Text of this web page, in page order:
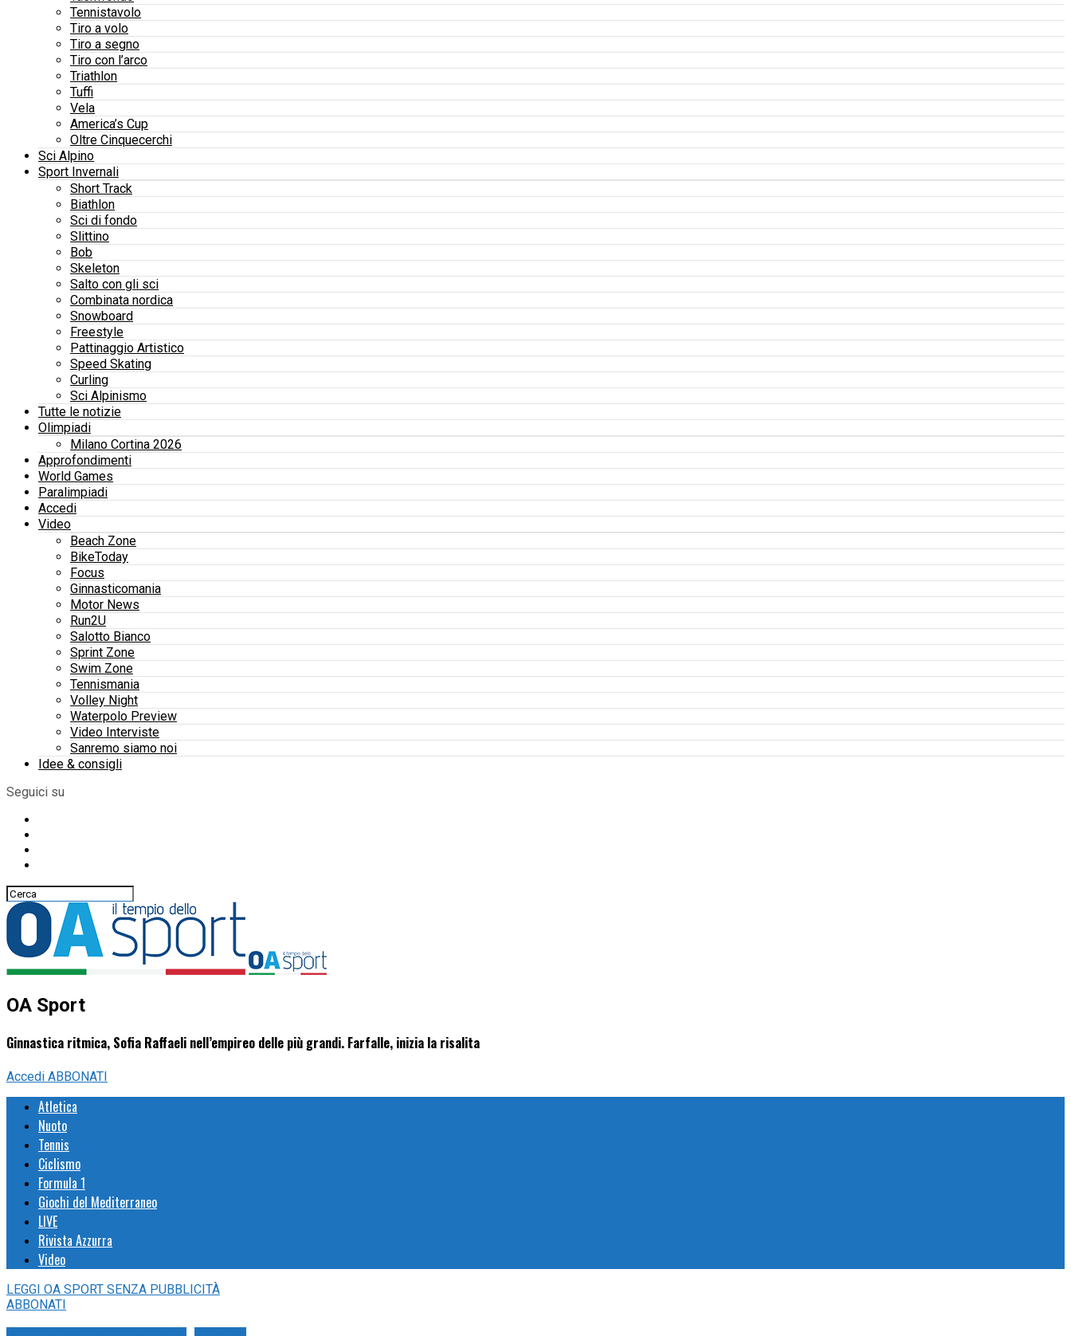
Tennistavolo
Tiro a volo
Tiro a segno
Tiro con l’arco
Triathlon
Tuffi
Vela
America’s Cup
Oltre Cinquecerchi
Sci Alpino
Sport Invernali
Short Track
Biathlon
Sci di fondo
Slittino
Bob
Skeleton
Salto con gli sci
Combinata nordica
Snowboard
Freestyle
Pattinaggio Artistico
Speed Skating
Curling
Sci Alpinismo
Tutte le notizie
Olimpiadi
Milano Cortina 2026
Approfondimenti
World Games
Paralimpiadi
Accedi
Video
Beach Zone
BikeToday
Focus
Ginnasticomania
Motor News
Run2U
Salotto Bianco
Sprint Zone
Swim Zone
Tennismania
Volley Night
Waterpolo Preview
Video Interviste
Sanremo siamo noi
Idee & consigli
Seguici su
OA Sport
Ginnastica ritmica, Sofia Raffaeli nell’empireo delle più grandi. Farfalle, inizia la risalita
Accedi ABBONATI
Atletica
Nuoto
Tennis
Ciclismo
Formula 1
Giochi del Mediterraneo
LIVE
Rivista Azzurra
Video
LEGGI OA SPORT SENZA PUBBLICITÀ
ABBONATI